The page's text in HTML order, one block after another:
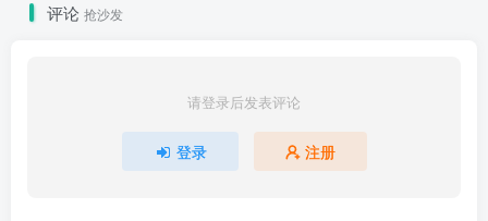
评论 抢沙发
请登录后发表评论
登录 注册